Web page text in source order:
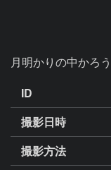
月明かりの中かろ
ID
撮影日時
撮影方法